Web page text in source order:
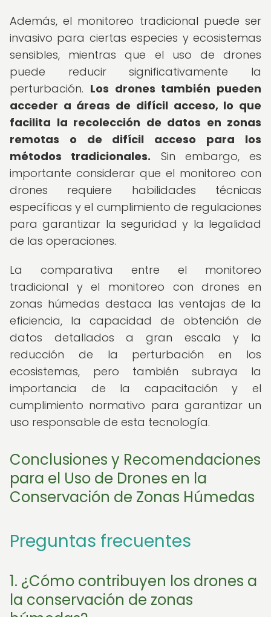
Además, el monitoreo tradicional puede ser
invasivo para ciertas especies y ecosistemas
sensibles, mientras que el uso de drones
puede reducir significativamente la
perturbación. Los drones también pueden
acceder a áreas de difícil acceso, lo que
facilita la recolección de datos en zonas
remotas o de difícil acceso para los
métodos tradicionales. Sin embargo, es
importante considerar que el monitoreo con
drones requiere habilidades técnicas
específicas y el cumplimiento de regulaciones
para garantizar la seguridad y la legalidad
de las operaciones.
La comparativa entre el monitoreo
tradicional y el monitoreo con drones en
zonas húmedas destaca las ventajas de la
eficiencia, la capacidad de obtención de
datos detallados a gran escala y la
reducción de la perturbación en los
ecosistemas, pero también subraya la
importancia de la capacitación y el
cumplimiento normativo para garantizar un
uso responsable de esta tecnología.
Conclusiones y Recomendaciones
para el Uso de Drones en la
Conservación de Zonas Húmedas
Preguntas frecuentes
1. ¿Cómo contribuyen los drones a
la conservación de zonas